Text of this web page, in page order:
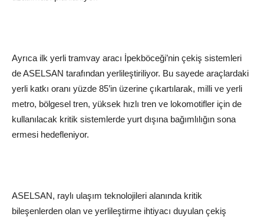
Ayrıca ilk yerli tramvay aracı İpekböceği’nin çekiş sistemleri
de ASELSAN tarafından yerlileştiriliyor. Bu sayede araçlardaki
yerli katkı oranı yüzde 85’in üzerine çıkartılarak, milli ve yerli
metro, bölgesel tren, yüksek hızlı tren ve lokomotifler için de
kullanılacak kritik sistemlerde yurt dışına bağımlılığın sona
ermesi hedefleniyor.
ASELSAN, raylı ulaşım teknolojileri alanında kritik
bileşenlerden olan ve yerlileştirme ihtiyacı duyulan çekiş